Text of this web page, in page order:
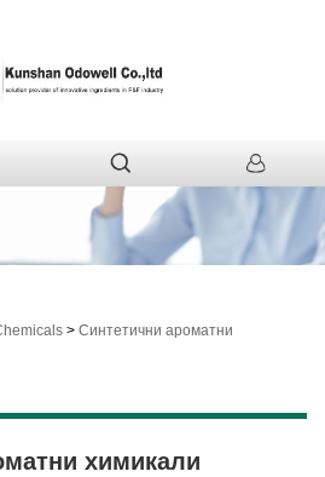
> Синтетични ароматни
химикали